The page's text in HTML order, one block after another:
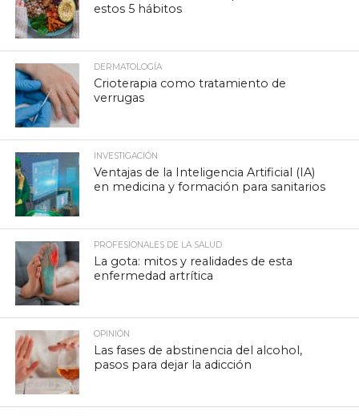
estos 5 hábitos
DERMATOLOGÍA
Crioterapia como tratamiento de
verrugas
INVESTIGACIÓN
Ventajas de la Inteligencia Artificial (IA)
en medicina y formación para sanitarios
PROFESIONALES DE LA SALUD
La gota: mitos y realidades de esta
enfermedad artrítica
OPINIÓN
Las fases de abstinencia del alcohol,
pasos para dejar la adicción